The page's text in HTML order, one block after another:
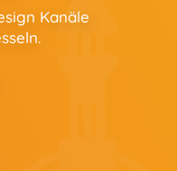
Kanäle